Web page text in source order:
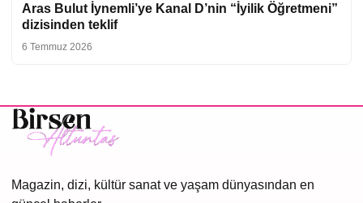
Aras Bulut İynemli’ye Kanal D’nin “İyilik Öğretmeni”
dizisinden teklif
6 Temmuz 2026
Magazin, dizi, kültür sanat ve yaşam dünyasından en